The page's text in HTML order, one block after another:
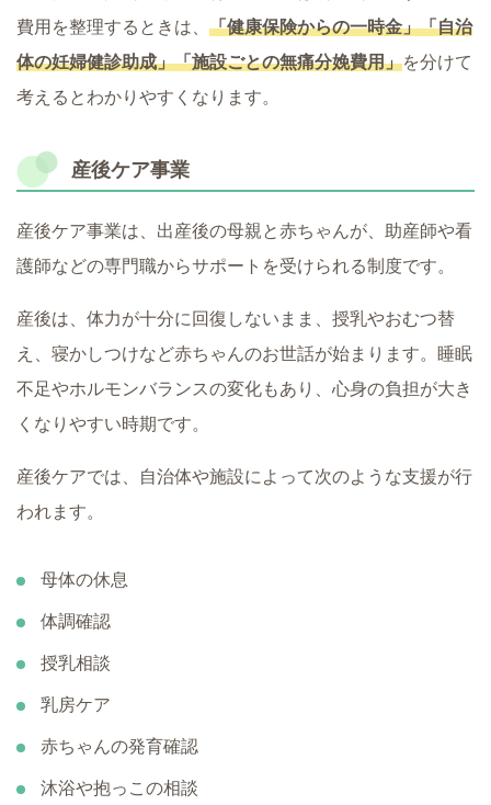
費用を整理するときは、 「健康保険からの一時金」「自治
体の妊婦健診助成」「施設ごとの無痛分娩費用」を分けて
考えるとわかりやすくなります。
産後ケア事業
産後ケア事業は、出産後の母親と赤ちゃんが、助産師や看
護師などの専門職からサポートを受けられる制度です。
産後は、体力が十分に回復しないまま、授乳やおむつ替
え、寝かしつけなど赤ちゃんのお世話が始まります。睡眠
不足やホルモンバランスの変化もあり、心身の負担が大き
くなりやすい時期です。
産後ケアでは、自治体や施設によって次のような支援が行
われます。
母体の休息
体調確認
授乳相談
乳房ケア
赤ちゃんの発育確認
沐浴や抱っこの相談